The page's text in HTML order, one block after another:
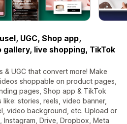
UGC, Shop app,
live shopping, TikTok
& UGC that convert more! Make
shoppable on product pages,
pages, Shop app & TikTok
stories, reels, video banner,
video background, etc. Upload or
Drive, Dropbox, Meta